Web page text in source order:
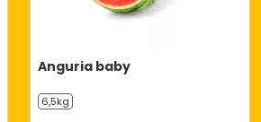
Anguria baby
6,5kg